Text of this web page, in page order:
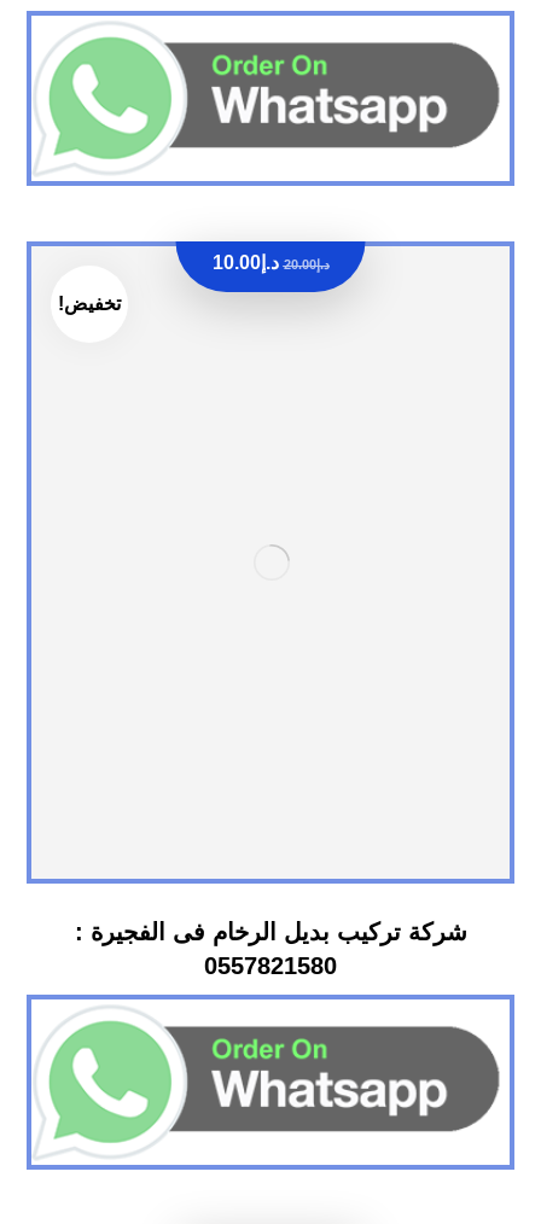
تخفيض!
شركة تركيب بديل الرخام فى الفجيرة :
0557821580
د.إ20.00 د.إ10.00